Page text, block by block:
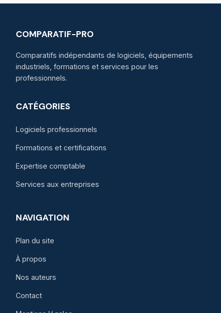
COMPARATIF-PRO
Comparatifs indépendants de logiciels, équipements
industriels, formations et services pour les
professionnels.
CATÉGORIES
Logiciels professionnels
Formations et certifications
Expertise comptable
Services aux entreprises
NAVIGATION
Plan du site
À propos
Nos auteurs
Contact